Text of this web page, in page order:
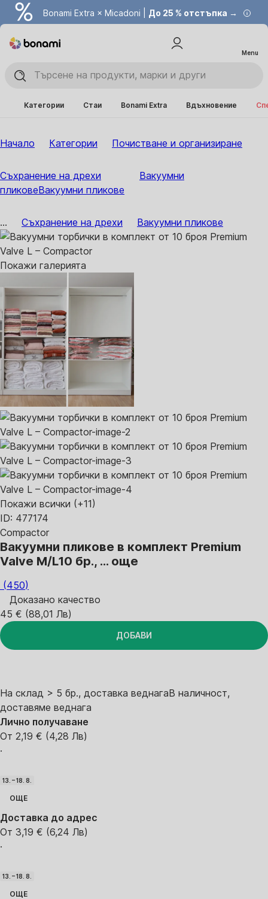
Bonami Extra × Micadoni | До 25 % отстъпка →
Menu
Категории Стаи Bonami Extra Вдъхновение
Начало Категории Почистване и организиране
Съхранение на дрехи
Вакуумни
пликовеВакуумни пликове
... Съхранение на дрехи Вакуумни пликове
Покажи галерията
Покажи всички (+11)
ID: 477174
Compactor
Вакуумни пликове в комплект Premium
Valve M/L10 бр., … още
(450)
Доказано качество
45 € (88,01 Лв)
ДОБАВИ
На склад > 5 бр., доставка веднагаВ наличност,
доставяме веднага
Лично получаване
От 2,19 € (4,28 Лв)
·
13. – 18. 8.
ОЩЕ
Доставка до адрес
От 3,19 € (6,24 Лв)
·
13. – 18. 8.
ОЩЕ